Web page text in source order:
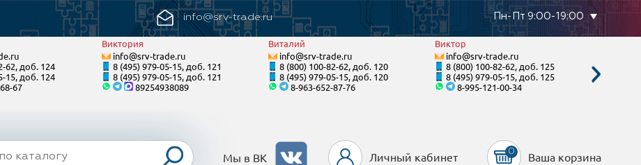
info@srv-trade.ru Пн-Пт 9:00-19:00
62, доб. 124
15, доб. 124
67
Виктория
info@srv-trade.ru
8 (495) 979-05-15, доб. 121
8 (495) 979-05-15, доб. 121
89254938089
Виталий
info@srv-trade.ru
8 (800) 100-82-62, доб. 120
8 (495) 979-05-15, доб. 120
8-963-652-87-76
Виктор
info@srv-trade.ru
8 (800) 100-82-62, доб. 125
8 (495) 979-05-15, доб. 125
8-995-121-00-34
Мы в ВК Личный кабинет 0 Ваша корзина